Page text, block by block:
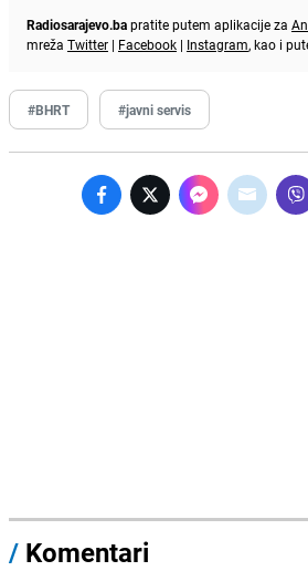
Radiosarajevo.bapratite putem aplikacije za
mreža Twitter | Facebook | Instagram, kao i
#BHRT #javni servis
/ Komentari